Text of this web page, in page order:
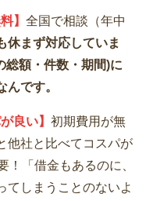
】 全国で相談（年中
休まず対応していま
総額・件数・期間)に
です。
良い】 初期費用が無
他社と比べてコスパが
！「借金もあるのに、
てしまうことのないよ